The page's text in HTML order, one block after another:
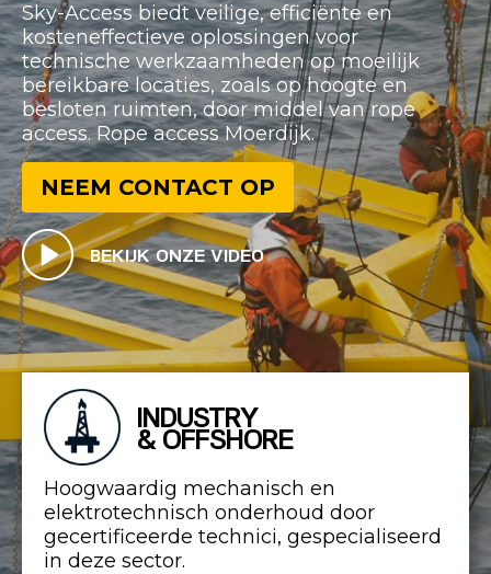
Sky-Access biedt veilige, efficiënte en
kosteneffectieve oplossingen voor
technische werkzaamheden op moeilijk
bereikbare locaties, zoals op hoogte en
besloten ruimten, door middel van rope
access. Rope access Moerdijk.
NEEM CONTACT OP
BEKIJK ONZE VIDEO
INDUSTRY
& OFFSHORE
Hoogwaardig mechanisch en
elektrotechnisch onderhoud door
gecertificeerde technici, gespecialiseerd
in deze sector.